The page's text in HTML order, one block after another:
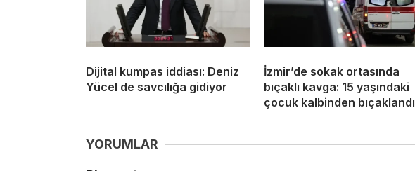
Dijital kumpas iddiası: Deniz
Yücel de savcılığa gidiyor
İzmir’de sokak ortasında
bıçaklı kavga: 15 yaşındaki
çocuk kalbinden bıçaklandı
YORUMLAR